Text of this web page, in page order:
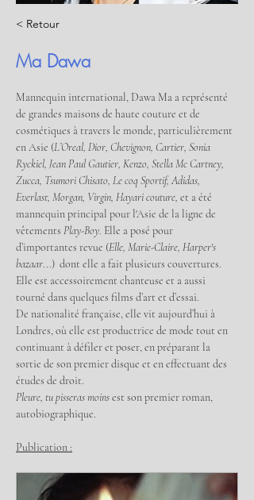
< Retour
Ma Dawa
Mannequin international, Dawa Ma a représenté
de grandes maisons de haute couture et de
cosmétiques à travers le monde, particulièrement
en Asie (L’Oreal, Dior, Chevignon, Cartier, Sonia
Ryckiel, Jean Paul Gautier, Kenzo, Stella Mc Cartney,
Zucca, Tsumori Chisato, Le coq Sportif, Adidas,
Everlast, Morgan, Virgin, Hayari couture, et a été
mannequin principal pour l'Asie de la ligne de
vêtements Play-Boy. Elle a posé pour
d’importantes revue (Elle, Marie-Claire, Harper's
bazaar...)  dont elle a fait plusieurs couvertures.
Elle est accessoirement chanteuse et a aussi
tourné dans quelques films d’art et d’essai.
De nationalité française, elle vit aujourd’hui à
Londres, où elle est productrice de mode tout en
continuant à défiler et poser, en préparant la
sortie de son premier disque et en effectuant des
études de droit.
Pleure, tu pisseras moins est son premier roman,
autobiographique.
Publication :